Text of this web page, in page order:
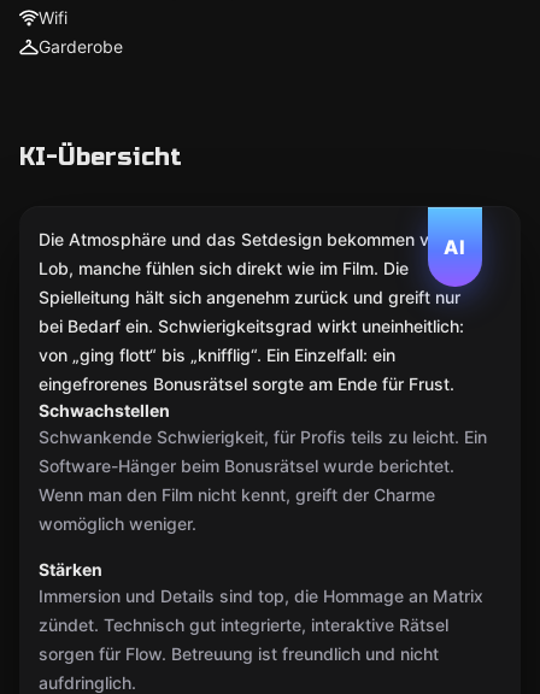
Wifi
Garderobe
KI-Übersicht
AI
Die Atmosphäre und das Setdesign bekommen viel
Lob, manche fühlen sich direkt wie im Film. Die
Spielleitung hält sich angenehm zurück und greift nur
bei Bedarf ein. Schwierigkeitsgrad wirkt uneinheitlich:
von „ging flott“ bis „knifflig“. Ein Einzelfall: ein
eingefrorenes Bonusrätsel sorgte am Ende für Frust.
Schwachstellen
Schwankende Schwierigkeit, für Profis teils zu leicht. Ein
Software-Hänger beim Bonusrätsel wurde berichtet.
Wenn man den Film nicht kennt, greift der Charme
womöglich weniger.
Stärken
Immersion und Details sind top, die Hommage an Matrix
zündet. Technisch gut integrierte, interaktive Rätsel
sorgen für Flow. Betreuung ist freundlich und nicht
aufdringlich.